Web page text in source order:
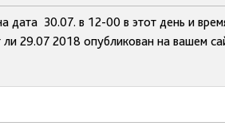
дата 30.07. в 12-00 в этот день и
29.07 2018 опубликован на вашем